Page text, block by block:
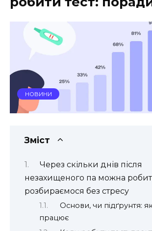
НОВИНИ
Зміст
Через скільки днів після
незахищеного па можна
розбираємося без стресу
Основи, чи підґрунтя:
працює